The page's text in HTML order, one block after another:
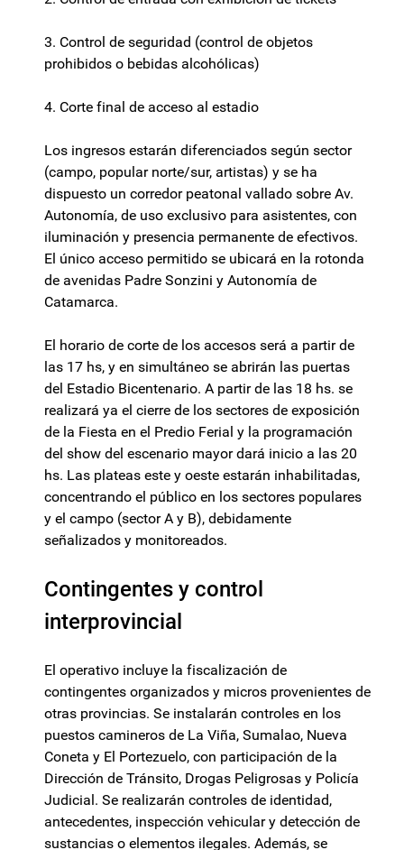
3. Control de seguridad (control de objetos
prohibidos o bebidas alcohólicas)
4. Corte final de acceso al estadio
Los ingresos estarán diferenciados según sector
(campo, popular norte/sur, artistas) y se ha
dispuesto un corredor peatonal vallado sobre Av.
Autonomía, de uso exclusivo para asistentes, con
iluminación y presencia permanente de efectivos.
El único acceso permitido se ubicará en la rotonda
de avenidas Padre Sonzini y Autonomía de
Catamarca.
El horario de corte de los accesos será a partir de
las 17 hs, y en simultáneo se abrirán las puertas
del Estadio Bicentenario. A partir de las 18 hs. se
realizará ya el cierre de los sectores de exposición
de la Fiesta en el Predio Ferial y la programación
del show del escenario mayor dará inicio a las 20
hs. Las plateas este y oeste estarán inhabilitadas,
concentrando el público en los sectores populares
y el campo (sector A y B), debidamente
señalizados y monitoreados.
Contingentes y control
interprovincial
El operativo incluye la fiscalización de
contingentes organizados y micros provenientes de
otras provincias. Se instalarán controles en los
puestos camineros de La Viña, Sumalao, Nueva
Coneta y El Portezuelo, con participación de la
Dirección de Tránsito, Drogas Peligrosas y Policía
Judicial. Se realizarán controles de identidad,
antecedentes, inspección vehicular y detección de
sustancias o elementos ilegales. Además, se